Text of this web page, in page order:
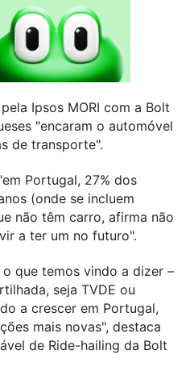
Ipsos MORI com a Bolt
"encaram o automóvel
de transporte".
Portugal, 27% dos
(onde se incluem
não têm carro, afirma não
a ter um no futuro".
que temos vindo a dizer –
seja TVDE ou
a crescer em Portugal,
mais novas", destaca
de Ride-hailing da Bolt